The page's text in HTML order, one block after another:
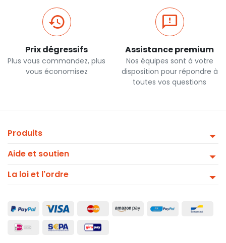
Prix dégressifs
Plus vous commandez, plus
vous économisez
Assistance premium
Nos équipes sont à votre
disposition pour répondre à
toutes vos questions
Produits
Aide et soutien
La loi et l'ordre